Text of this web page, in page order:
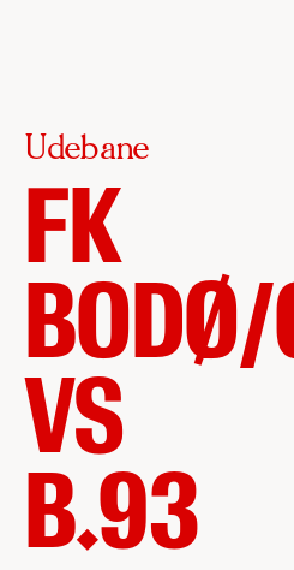
Udebane
FK
VS
B.93